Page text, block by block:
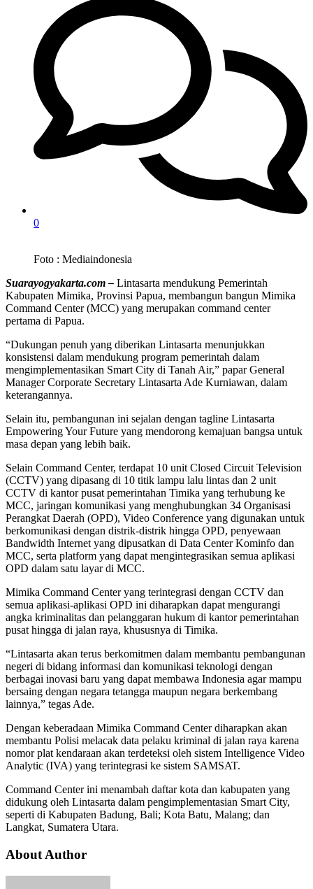
0
Foto : Mediaindonesia
Suarayogyakarta.com – Lintasarta mendukung Pemerintah
Kabupaten Mimika, Provinsi Papua, membangun bangun Mimika
Command Center (MCC) yang merupakan command center
pertama di Papua.
“Dukungan penuh yang diberikan Lintasarta menunjukkan
konsistensi dalam mendukung program pemerintah dalam
mengimplementasikan Smart City di Tanah Air,” papar General
Manager Corporate Secretary Lintasarta Ade Kurniawan, dalam
keterangannya.
Selain itu, pembangunan ini sejalan dengan tagline Lintasarta
Empowering Your Future yang mendorong kemajuan bangsa untuk
masa depan yang lebih baik.
Selain Command Center, terdapat 10 unit Closed Circuit Television
(CCTV) yang dipasang di 10 titik lampu lalu lintas dan 2 unit
CCTV di kantor pusat pemerintahan Timika yang terhubung ke
MCC, jaringan komunikasi yang menghubungkan 34 Organisasi
Perangkat Daerah (OPD), Video Conference yang digunakan untuk
berkomunikasi dengan distrik-distrik hingga OPD, penyewaan
Bandwidth Internet yang dipusatkan di Data Center Kominfo dan
MCC, serta platform yang dapat mengintegrasikan semua aplikasi
OPD dalam satu layar di MCC.
Mimika Command Center yang terintegrasi dengan CCTV dan
semua aplikasi-aplikasi OPD ini diharapkan dapat mengurangi
angka kriminalitas dan pelanggaran hukum di kantor pemerintahan
pusat hingga di jalan raya, khususnya di Timika.
“Lintasarta akan terus berkomitmen dalam membantu pembangunan
negeri di bidang informasi dan komunikasi teknologi dengan
berbagai inovasi baru yang dapat membawa Indonesia agar mampu
bersaing dengan negara tetangga maupun negara berkembang
lainnya,” tegas Ade.
Dengan keberadaan Mimika Command Center diharapkan akan
membantu Polisi melacak data pelaku kriminal di jalan raya karena
nomor plat kendaraan akan terdeteksi oleh sistem Intelligence Video
Analytic (IVA) yang terintegrasi ke sistem SAMSAT.
Command Center ini menambah daftar kota dan kabupaten yang
didukung oleh Lintasarta dalam pengimplementasian Smart City,
seperti di Kabupaten Badung, Bali; Kota Batu, Malang; dan
Langkat, Sumatera Utara.
About Author